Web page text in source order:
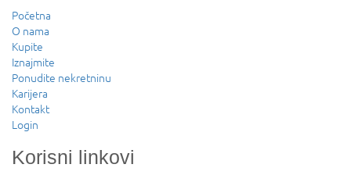
Početna
O nama
Kupite
Iznajmite
Ponudite nekretninu
Karijera
Kontakt
Login
Korisni linkovi